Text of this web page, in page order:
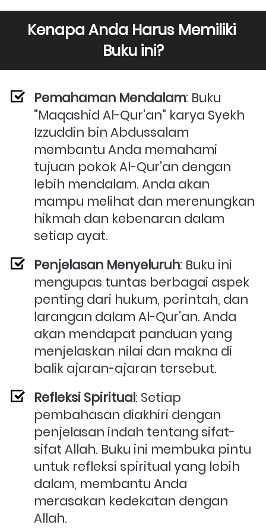
Kenapa Anda Harus Memiliki
Buku ini?
Pemahaman Mendalam: Buku
"Maqashid Al-Qur'an" karya Syekh
Izzuddin bin Abdussalam
membantu Anda memahami
tujuan pokok Al-Qur'an dengan
lebih mendalam. Anda akan
mampu melihat dan merenungkan
hikmah dan kebenaran dalam
setiap ayat.
Penjelasan Menyeluruh: Buku ini
mengupas tuntas berbagai aspek
penting dari hukum, perintah, dan
larangan dalam Al-Qur'an. Anda
akan mendapat panduan yang
menjelaskan nilai dan makna di
balik ajaran-ajaran tersebut.
Refleksi Spiritual: Setiap
pembahasan diakhiri dengan
penjelasan indah tentang sifat-
sifat Allah. Buku ini membuka pintu
untuk refleksi spiritual yang lebih
dalam, membantu Anda
merasakan kedekatan dengan
Allah.